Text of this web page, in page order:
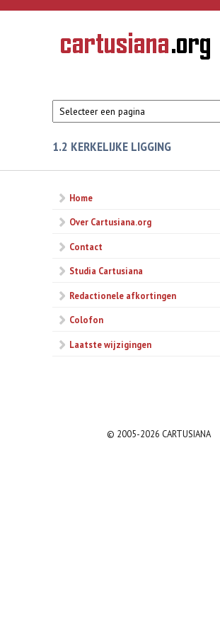
Overslaan en naar de inhoud gaan
Geschiedenis
van de
1.2 KERKELIJKE LIGGING
Home
Over Cartusiana.org
Contact
Studia Cartusiana
Redactionele afkortingen
Colofon
Laatste wijzigingen
© 2005-2026 CARTUSIANA